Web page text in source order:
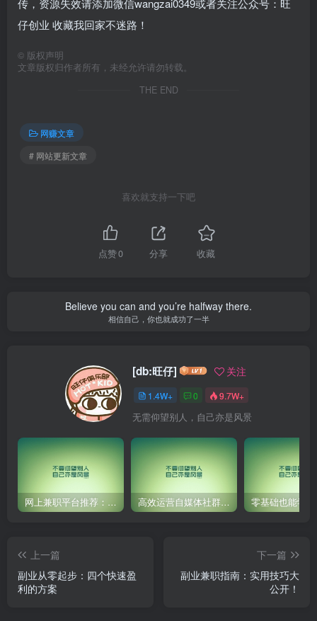
传，资源失效请添加微信wangzai0349或者关注公众号：旺
仔创业 收藏我回家不迷路！
© 版权声明
文章版权归作者所有，未经允许请勿转载。
THE END
网赚文章
# 网站更新文章
喜欢就支持一下吧
点赞0 分享 收藏
Believe you can and you’re halfway there.
相信自己，你也就成功了一半
[db:旺仔] 关注
1.4W+ 0 9.7W+
无需仰望别人，自己亦是风景
网上兼职平台推荐：国外网赚任务！ 高效运营自媒体社群，让内容更有价值！
上一篇
副业从零起步：四个快速盈
利的方案
下一篇
副业兼职指南：实用技巧大
公开！